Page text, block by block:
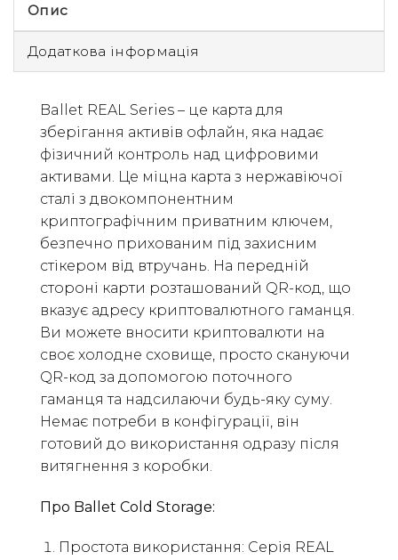
Опис
Додаткова інформація
Ballet REAL Series – це карта для
зберігання активів офлайн, яка надає
фізичний контроль над цифровими
активами. Це міцна карта з нержавіючої
сталі з двокомпонентним
криптографічним приватним ключем,
безпечно прихованим під захисним
стікером від втручань. На передній
стороні карти розташований QR-код, що
вказує адресу криптовалютного гаманця.
Ви можете вносити криптовалюти на
своє холодне сховище, просто скануючи
QR-код за допомогою поточного
гаманця та надсилаючи будь-яку суму.
Немає потреби в конфігурації, він
готовий до використання одразу після
витягнення з коробки.
Про Ballet Cold Storage:
Простота використання: Серія REAL